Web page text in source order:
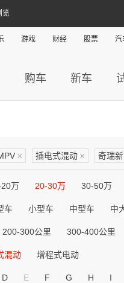
览
游戏 财经 股票 汽
购车 新车
× 插电式混动 × 奇瑞
万 20-30万 30-50万
车 小型车 中型车 中
200-300公里 300-400公里
混动 增程式电动
D E F G H I